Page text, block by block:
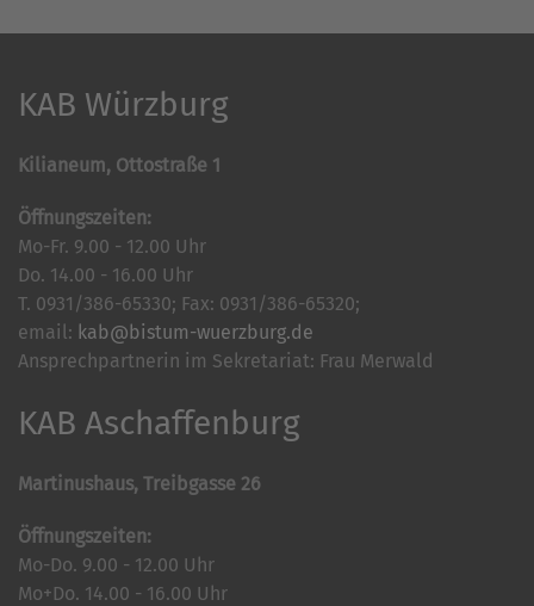
KAB Würzburg
Kilianeum, Ottostraße 1
Öffnungszeiten:
Mo-Fr. 9.00 - 12.00 Uhr
Do. 14.00 - 16.00 Uhr
T. 0931/386-65330; Fax: 0931/386-65320;
email: kab@bistum-wuerzburg.de
Ansprechpartnerin im Sekretariat: Frau Merwald
KAB Aschaffenburg
Martinushaus, Treibgasse 26
Öffnungszeiten:
Mo-Do. 9.00 - 12.00 Uhr
Mo+Do. 14.00 - 16.00 Uhr